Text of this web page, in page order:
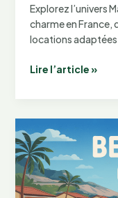
Explorez l’univers
charme en France,
locations adaptées
Madame
et
locations
de
vacances
en
Lire l’article »